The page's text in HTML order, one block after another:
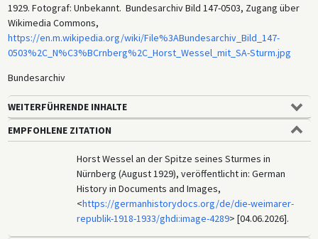
1929. Fotograf: Unbekannt. Bundesarchiv Bild 147-0503, Zugang über
Wikimedia Commons,
https://en.m.wikipedia.org/wiki/File%3ABundesarchiv_Bild_147-
0503%2C_N%C3%BCrnberg%2C_Horst_Wessel_mit_SA-Sturm.jpg
Bundesarchiv
WEITERFÜHRENDE INHALTE
EMPFOHLENE ZITATION
Horst Wessel an der Spitze seines Sturmes in
Nürnberg (August 1929), veröffentlicht in: German
History in Documents and Images,
<https://germanhistorydocs.org/de/die-weimarer-
republik-1918-1933/ghdi:image-4289> [04.06.2026].